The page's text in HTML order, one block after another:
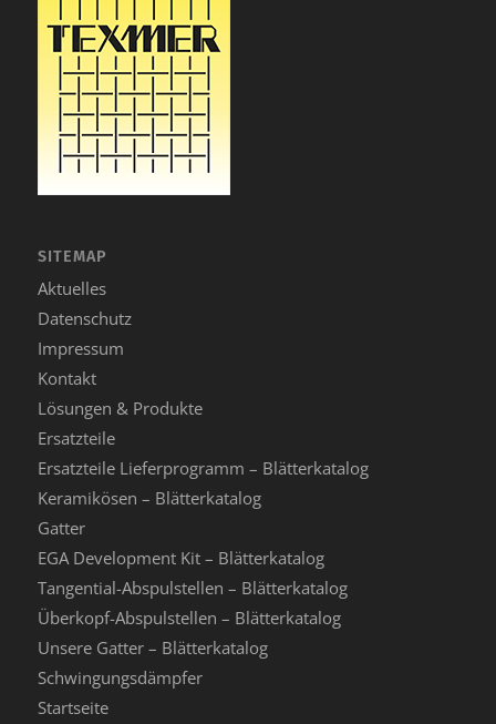
SITEMAP
Aktuelles
Datenschutz
Impressum
Kontakt
Lösungen & Produkte
Ersatzteile
Ersatzteile Lieferprogramm – Blätterkatalog
Keramikösen – Blätterkatalog
Gatter
EGA Development Kit – Blätterkatalog
Tangential-Abspulstellen – Blätterkatalog
Überkopf-Abspulstellen – Blätterkatalog
Unsere Gatter – Blätterkatalog
Schwingungsdämpfer
Startseite